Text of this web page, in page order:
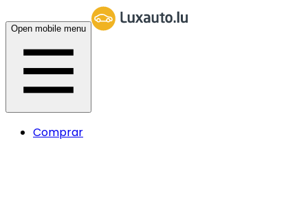
Open mobile menu
Comprar